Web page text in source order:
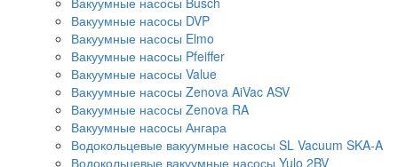
Вакуумные насосы DVP
Вакуумные насосы Elmo
Вакуумные насосы Pfeiffer
Вакуумные насосы Value
Вакуумные насосы Zenova AiVac ASV
Вакуумные насосы Zenova RA
Вакуумные насосы Ангара
Водокольцевые вакуумные насосы SL Vacuum SKA-A
Водокольцевые вакуумные насосы Yulo 2BV